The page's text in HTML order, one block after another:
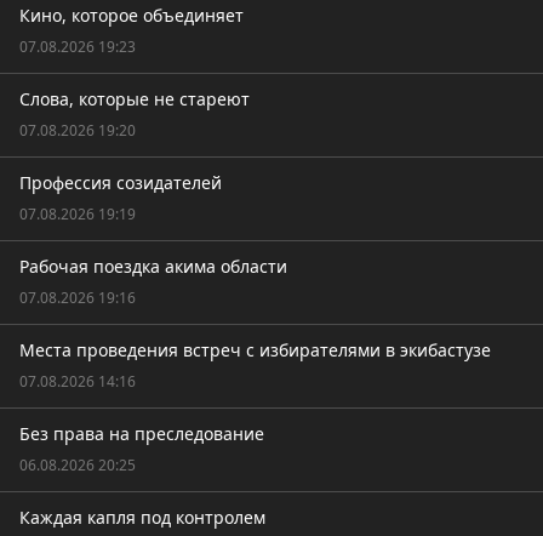
Кино, которое объединяет
07.08.2026 19:23
Слова, которые не стареют
07.08.2026 19:20
Профессия созидателей
07.08.2026 19:19
Рабочая поездка акима области
07.08.2026 19:16
Места проведения встреч с избирателями в экибастузе
07.08.2026 14:16
Без права на преследование
06.08.2026 20:25
Каждая капля под контролем